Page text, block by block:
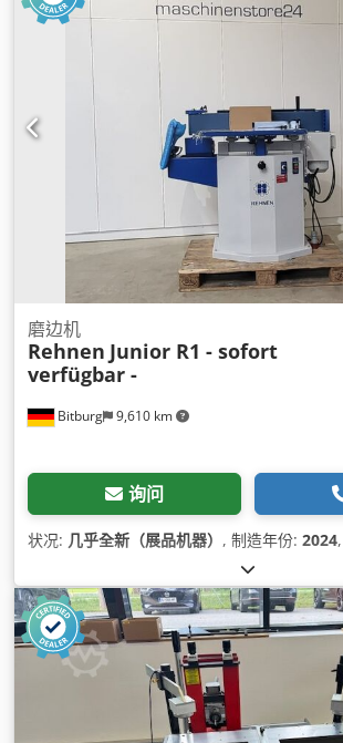
Bitburg 9,610 km
磨边机
Rehnen Junior R1 - sofort
verfügbar -
询问
状况: 几乎全新（展品机器） , 制造年份: 2024,